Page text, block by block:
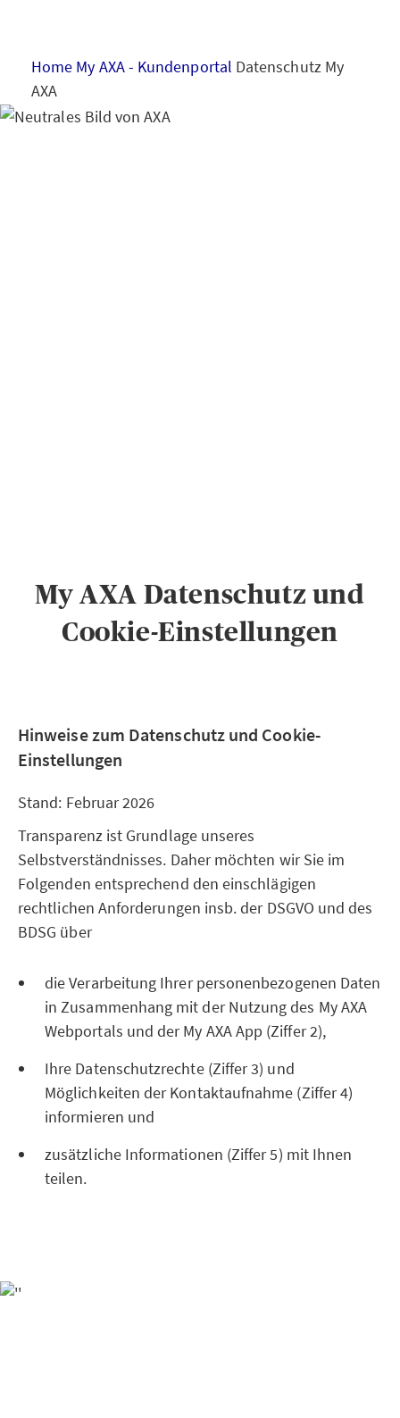
GESUNDHEIT
VORSORGE & VERMÖGEN
Home My AXA - Kundenportal Datenschutz My
AXA
My AXA Datenschutz und
Cookie-Einstellungen
Hinweise zum Datenschutz und Cookie-
Einstellungen
Stand: Februar 2026
Transparenz ist Grundlage unseres
Selbstverständnisses. Daher möchten wir Sie im
Folgenden entsprechend den einschlägigen
rechtlichen Anforderungen insb. der DSGVO und des
BDSG über
die Verarbeitung Ihrer personenbezogenen Daten
in Zusammenhang mit der Nutzung des My AXA
Webportals und der My AXA App (Ziffer 2),
Ihre Datenschutzrechte (Ziffer 3) und
Möglichkeiten der Kontaktaufnahme (Ziffer 4)
informieren und
zusätzliche Informationen (Ziffer 5) mit Ihnen
teilen.